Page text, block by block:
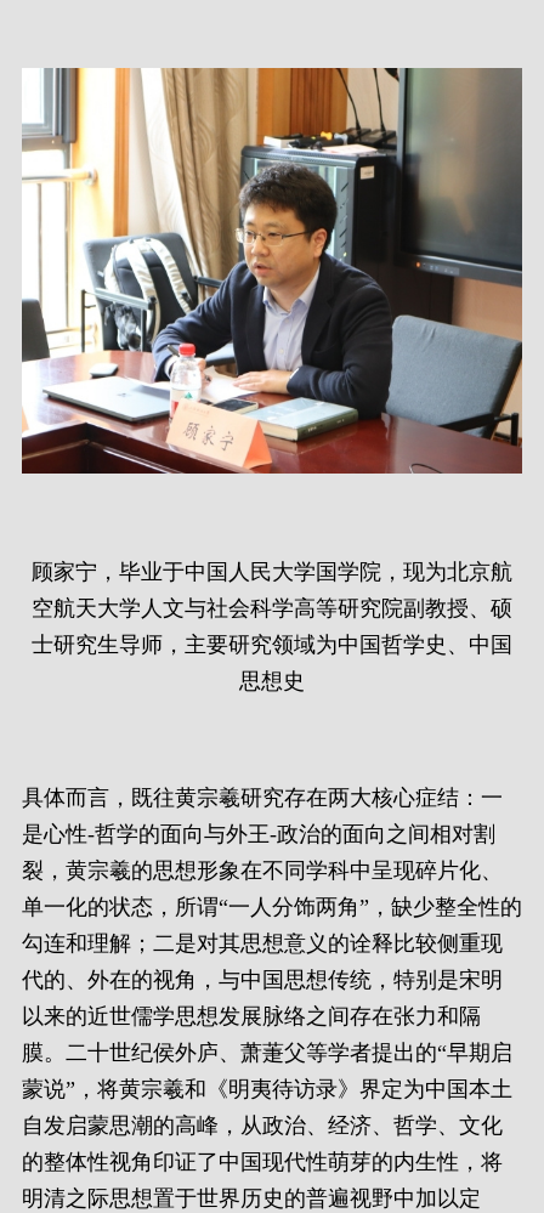
顾家宁，毕业于中国人民大学国学院，现为北京航
空航天大学人文与社会科学高等研究院副教授、硕
士研究生导师，主要研究领域为中国哲学史、中国
思想史
具体而言，既往黄宗羲研究存在两大核心症结：一
是心性-哲学的面向与外王-政治的面向之间相对割
裂，黄宗羲的思想形象在不同学科中呈现碎片化、
单一化的状态，所谓“一人分饰两角”，缺少整全性的
勾连和理解；二是对其思想意义的诠释比较侧重现
代的、外在的视角，与中国思想传统，特别是宋明
以来的近世儒学思想发展脉络之间存在张力和隔
膜。二十世纪侯外庐、萧萐父等学者提出的“早期启
蒙说”，将黄宗羲和《明夷待访录》界定为中国本土
自发启蒙思潮的高峰，从政治、经济、哲学、文化
的整体性视角印证了中国现代性萌芽的内生性，将
明清之际思想置于世界历史的普遍视野中加以定